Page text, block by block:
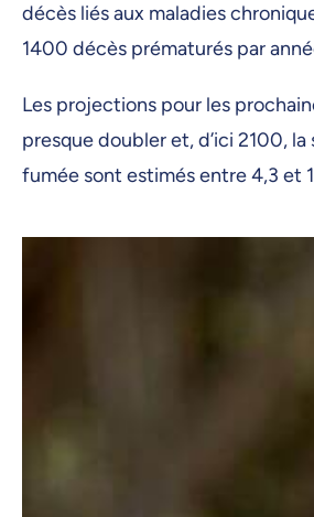
décès liés aux maladies
1400 décès prématurés par
Les projections pour les
presque doubler et, d’ici 2100,
fumée sont estimés entre 4,3 et